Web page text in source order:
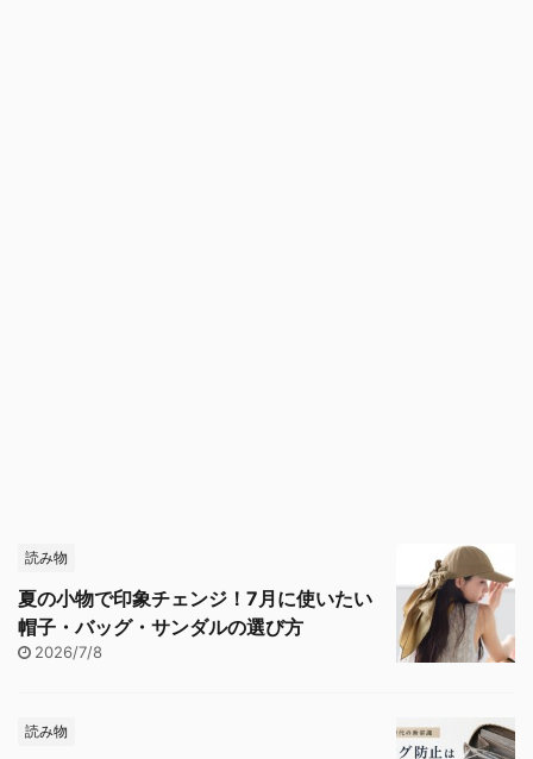
読み物
夏の小物で印象チェンジ！7月に使いたい
帽子・バッグ・サンダルの選び方
2026/7/8
読み物